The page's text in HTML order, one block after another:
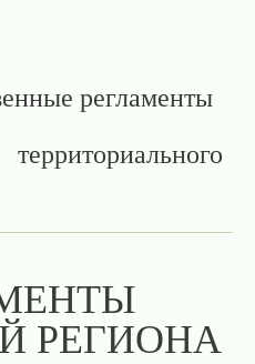
регламенты
РЕГИОНА